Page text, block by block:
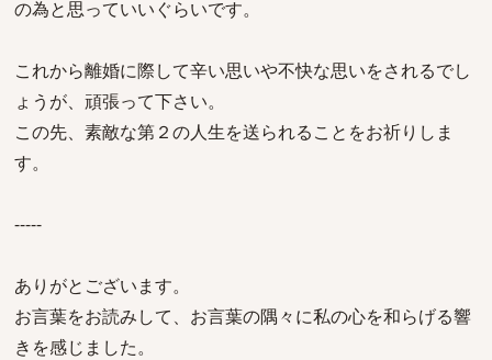
の為と思っていいぐらいです。
これから離婚に際して辛い思いや不快な思いをされるでし
ょうが、頑張って下さい。
この先、素敵な第２の人生を送られることをお祈りしま
す。
-----
ありがとございます。
お言葉をお読みして、お言葉の隅々に私の心を和らげる響
きを感じました。